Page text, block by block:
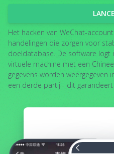
Het hacken van WeChat-
handelingen die zorgen voor
doeldatabase. De software
virtuele machine met een
gegevens worden weergegeven
een derde partij - dit garandeert